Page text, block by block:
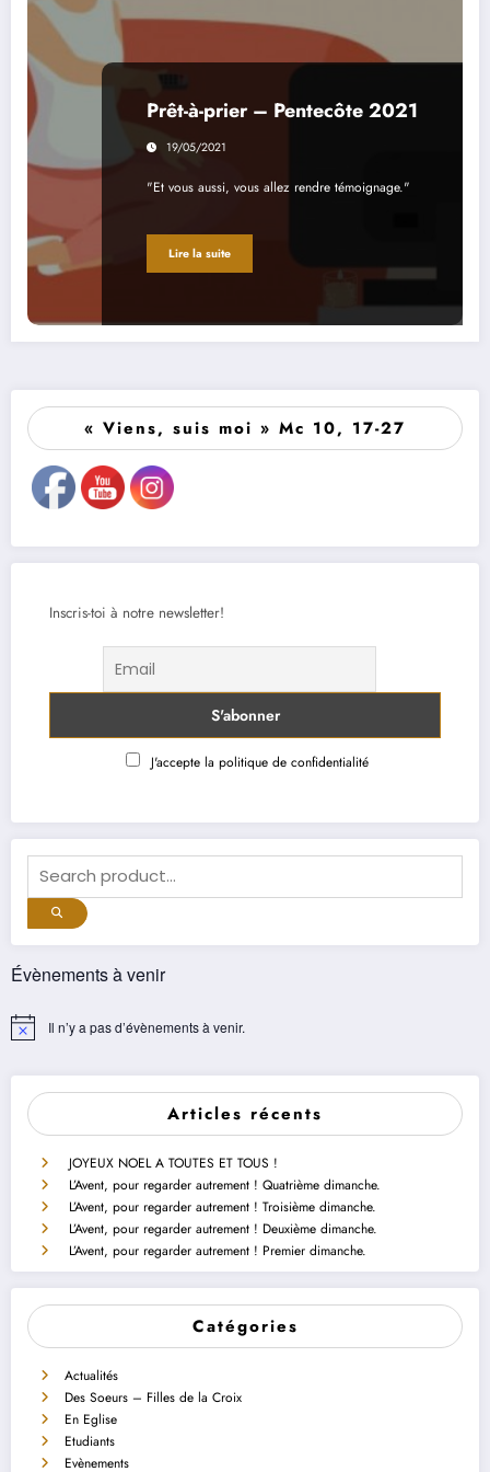
Prêt-à-prier – Pentecôte 2021
19/05/2021
"Et vous aussi, vous allez rendre témoignage."
Lire la suite
« Viens, suis moi » Mc 10, 17-27
Inscris-toi à notre newsletter!
J'accepte la politique de confidentialité
Évènements à venir
Notice Il n’y a pas d’évènements à venir.
Articles récents
JOYEUX NOEL A TOUTES ET TOUS !
L’Avent, pour regarder autrement ! Quatrième dimanche.
L’Avent, pour regarder autrement ! Troisième dimanche.
L’Avent, pour regarder autrement ! Deuxième dimanche.
L’Avent, pour regarder autrement ! Premier dimanche.
Catégories
Actualités
Des Soeurs – Filles de la Croix
En Eglise
Etudiants
Evènements